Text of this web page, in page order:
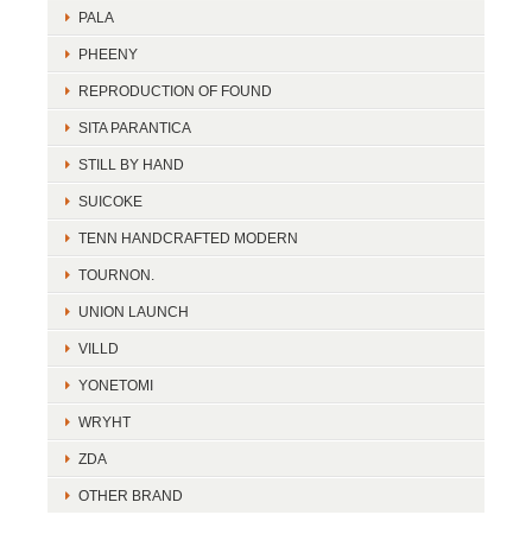
PALA
PHEENY
REPRODUCTION OF FOUND
SITA PARANTICA
STILL BY HAND
SUICOKE
TENN HANDCRAFTED MODERN
TOURNON.
UNION LAUNCH
VILLD
YONETOMI
WRYHT
ZDA
OTHER BRAND